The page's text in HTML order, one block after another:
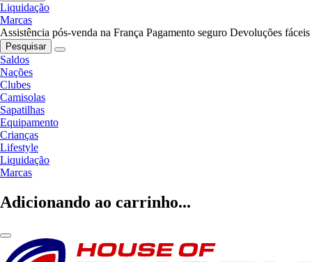
Liquidação
Marcas
Assistência pós-venda na França Pagamento seguro Devoluções fáceis
Pesquisar
Saldos
Nações
Clubes
Camisolas
Sapatilhas
Equipamento
Crianças
Lifestyle
Liquidação
Marcas
Adicionando ao carrinho...